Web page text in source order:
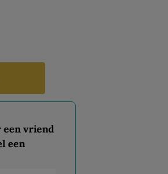
vriend
een